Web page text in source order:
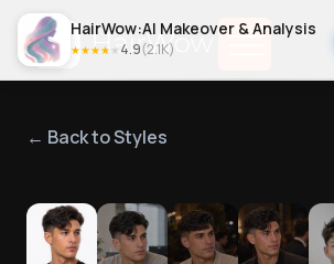
HairWow:AI Makeover & Analysis
★★★★ ★4.9(2.1K)
← Back to Styles